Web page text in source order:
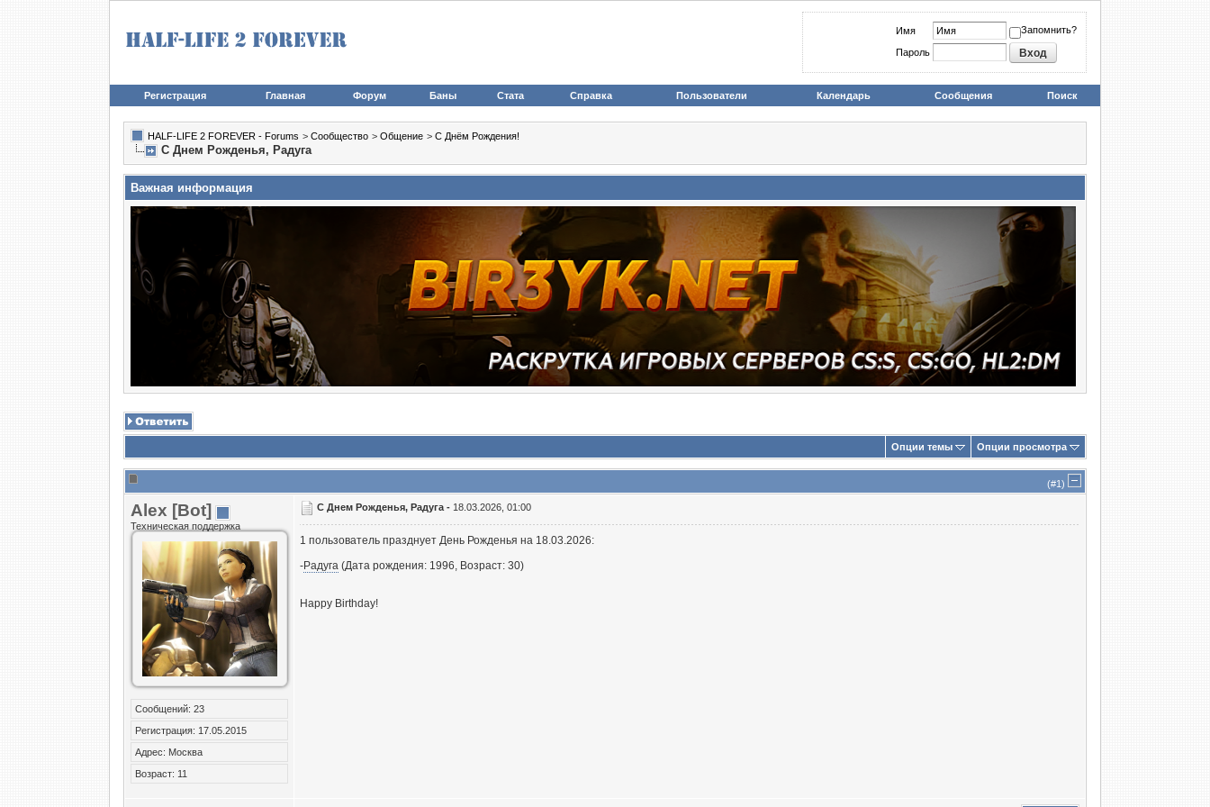
Имя Запомнить?
Пароль
Регистрация Главная Форум Баны Стата Справка Пользователи Календарь Сообщения Поиск
HALF-LIFE 2 FOREVER - Forums > Сообщество > Общение > С Днём Рождения!
С Днем Рожденья, Радуга
Важная информация
Опции темы Опции просмотра
(#1)
Alex [Bot]
Техническая поддержка
Сообщений: 23
Регистрация: 17.05.2015
Адрес: Москва
Возраст: 11
С Днем Рожденья, Радуга - 18.03.2026, 01:00
1 пользователь празднует День Рожденья на 18.03.2026:
-Радуга (Дата рождения: 1996, Возраст: 30)
Happy Birthday!